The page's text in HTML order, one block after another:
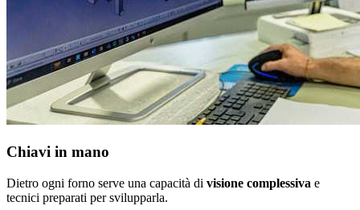
Chiavi in mano
Dietro ogni forno serve una capacità di visione complessiva e
tecnici preparati per svilupparla.